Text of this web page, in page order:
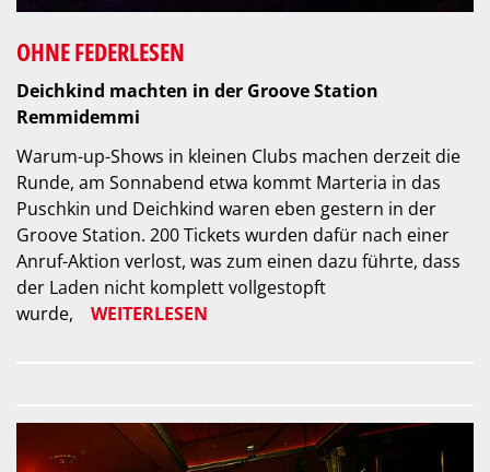
OHNE FEDERLESEN
Deichkind machten in der Groove Station
Remmidemmi
Warum-up-Shows in kleinen Clubs machen derzeit die
Runde, am Sonnabend etwa kommt Marteria in das
Puschkin und Deichkind waren eben gestern in der
Groove Station. 200 Tickets wurden dafür nach einer
Anruf-Aktion verlost, was zum einen dazu führte, dass
der Laden nicht komplett vollgestopft
wurde,
WEITERLESEN